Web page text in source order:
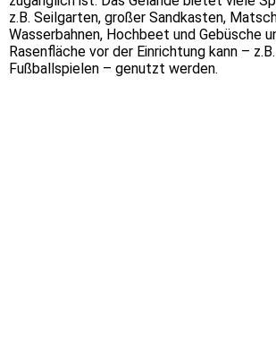
z.B. Seilgarten, großer Sandkasten,
Wasserbahnen, Hochbeet und Gebüsche
Rasenfläche vor der Einrichtung kann –
Fußballspielen – genutzt werden.